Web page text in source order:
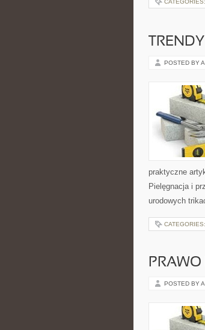
CATEGORIES:
POSTED BY
praktyczne
Pielęgnacja i
urodowych
CATEGORIES:
POSTED BY